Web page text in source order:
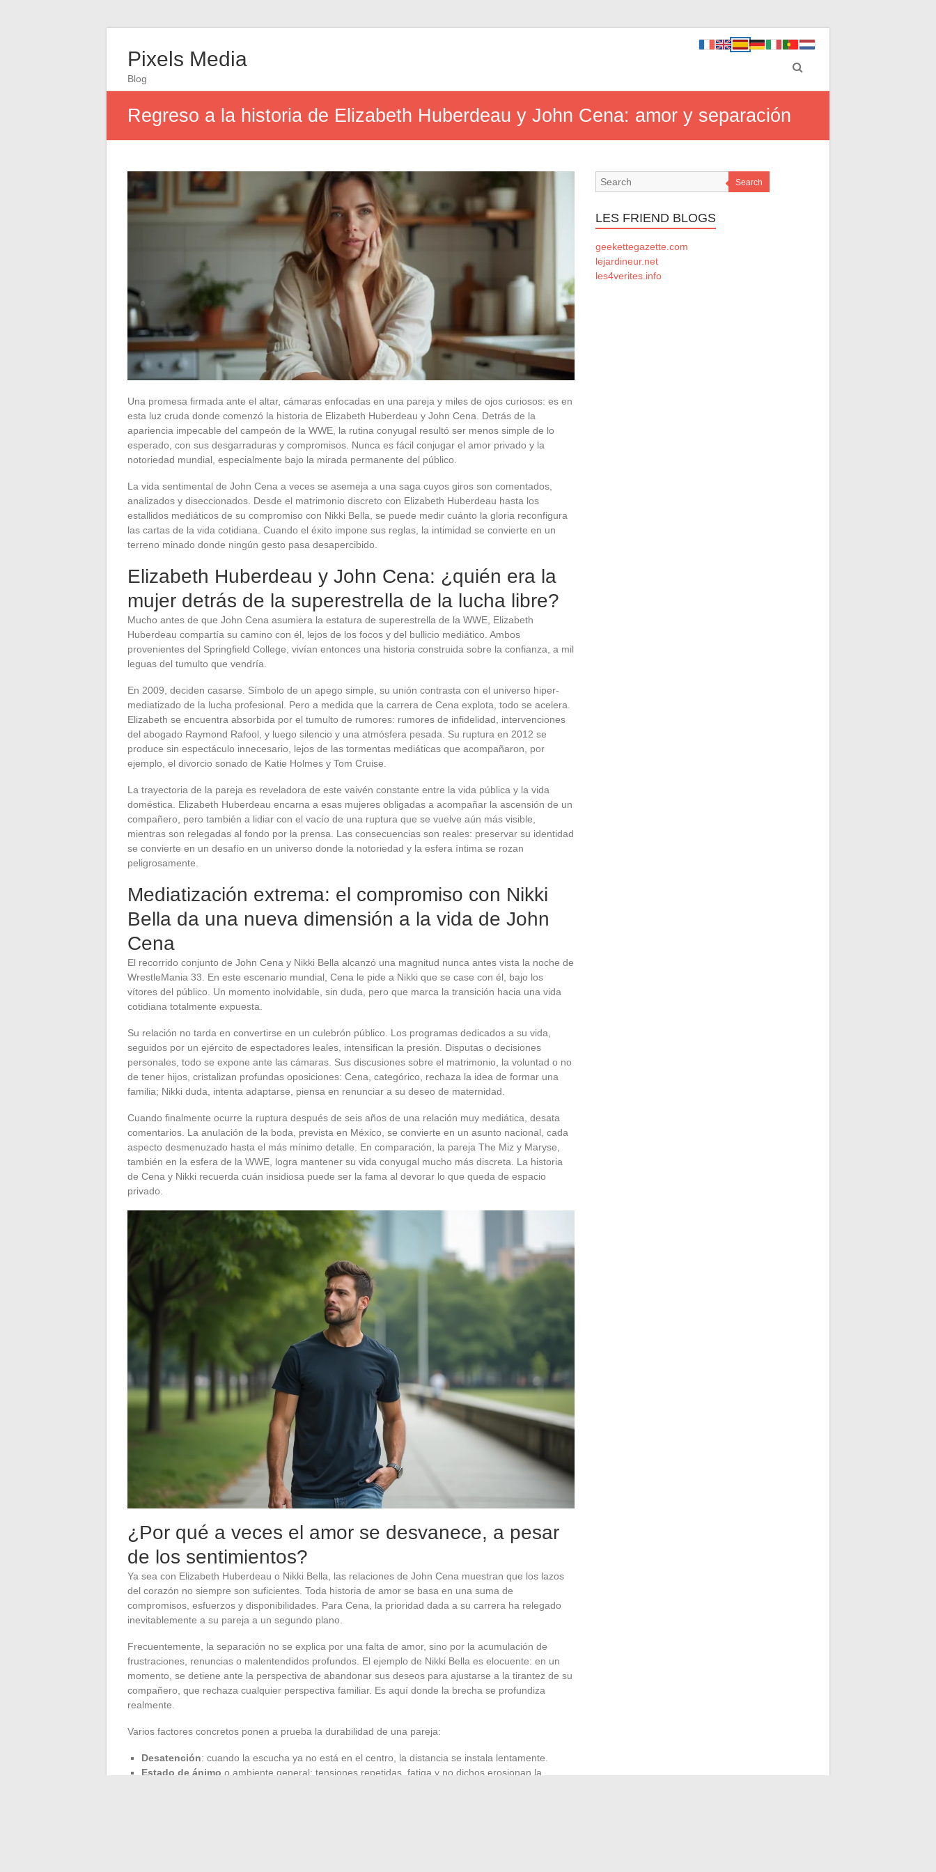
Pixels Media
Blog
Regreso a la historia de Elizabeth Huberdeau y John Cena: amor y separación
Una promesa firmada ante el altar, cámaras enfocadas en una pareja y miles de ojos curiosos: es en
esta luz cruda donde comenzó la historia de Elizabeth Huberdeau y John Cena. Detrás de la
apariencia impecable del campeón de la WWE, la rutina conyugal resultó ser menos simple de lo
esperado, con sus desgarraduras y compromisos. Nunca es fácil conjugar el amor privado y la
notoriedad mundial, especialmente bajo la mirada permanente del público.
La vida sentimental de John Cena a veces se asemeja a una saga cuyos giros son comentados,
analizados y diseccionados. Desde el matrimonio discreto con Elizabeth Huberdeau hasta los
estallidos mediáticos de su compromiso con Nikki Bella, se puede medir cuánto la gloria reconfigura
las cartas de la vida cotidiana. Cuando el éxito impone sus reglas, la intimidad se convierte en un
terreno minado donde ningún gesto pasa desapercibido.
Elizabeth Huberdeau y John Cena: ¿quién era la
mujer detrás de la superestrella de la lucha libre?
Mucho antes de que John Cena asumiera la estatura de superestrella de la WWE, Elizabeth
Huberdeau compartía su camino con él, lejos de los focos y del bullicio mediático. Ambos
provenientes del Springfield College, vivían entonces una historia construida sobre la confianza, a mil
leguas del tumulto que vendría.
En 2009, deciden casarse. Símbolo de un apego simple, su unión contrasta con el universo hiper-
mediatizado de la lucha profesional. Pero a medida que la carrera de Cena explota, todo se acelera.
Elizabeth se encuentra absorbida por el tumulto de rumores: rumores de infidelidad, intervenciones
del abogado Raymond Rafool, y luego silencio y una atmósfera pesada. Su ruptura en 2012 se
produce sin espectáculo innecesario, lejos de las tormentas mediáticas que acompañaron, por
ejemplo, el divorcio sonado de Katie Holmes y Tom Cruise.
La trayectoria de la pareja es reveladora de este vaivén constante entre la vida pública y la vida
doméstica. Elizabeth Huberdeau encarna a esas mujeres obligadas a acompañar la ascensión de un
compañero, pero también a lidiar con el vacío de una ruptura que se vuelve aún más visible,
mientras son relegadas al fondo por la prensa. Las consecuencias son reales: preservar su identidad
se convierte en un desafío en un universo donde la notoriedad y la esfera íntima se rozan
peligrosamente.
Mediatización extrema: el compromiso con Nikki
Bella da una nueva dimensión a la vida de John
Cena
El recorrido conjunto de John Cena y Nikki Bella alcanzó una magnitud nunca antes vista la noche de
WrestleMania 33. En este escenario mundial, Cena le pide a Nikki que se case con él, bajo los
vítores del público. Un momento inolvidable, sin duda, pero que marca la transición hacia una vida
cotidiana totalmente expuesta.
Su relación no tarda en convertirse en un culebrón público. Los programas dedicados a su vida,
seguidos por un ejército de espectadores leales, intensifican la presión. Disputas o decisiones
personales, todo se expone ante las cámaras. Sus discusiones sobre el matrimonio, la voluntad o no
de tener hijos, cristalizan profundas oposiciones: Cena, categórico, rechaza la idea de formar una
familia; Nikki duda, intenta adaptarse, piensa en renunciar a su deseo de maternidad.
Cuando finalmente ocurre la ruptura después de seis años de una relación muy mediática, desata
comentarios. La anulación de la boda, prevista en México, se convierte en un asunto nacional, cada
aspecto desmenuzado hasta el más mínimo detalle. En comparación, la pareja The Miz y Maryse,
también en la esfera de la WWE, logra mantener su vida conyugal mucho más discreta. La historia
de Cena y Nikki recuerda cuán insidiosa puede ser la fama al devorar lo que queda de espacio
privado.
¿Por qué a veces el amor se desvanece, a pesar
de los sentimientos?
Ya sea con Elizabeth Huberdeau o Nikki Bella, las relaciones de John Cena muestran que los lazos
del corazón no siempre son suficientes. Toda historia de amor se basa en una suma de
compromisos, esfuerzos y disponibilidades. Para Cena, la prioridad dada a su carrera ha relegado
inevitablemente a su pareja a un segundo plano.
Frecuentemente, la separación no se explica por una falta de amor, sino por la acumulación de
frustraciones, renuncias o malentendidos profundos. El ejemplo de Nikki Bella es elocuente: en un
momento, se detiene ante la perspectiva de abandonar sus deseos para ajustarse a la tirantez de su
compañero, que rechaza cualquier perspectiva familiar. Es aquí donde la brecha se profundiza
realmente.
Varios factores concretos ponen a prueba la durabilidad de una pareja:
Desatención: cuando la escucha ya no está en el centro, la distancia se instala lentamente.
Estado de ánimo o ambiente general: tensiones repetidas, fatiga y no dichos erosionan la
Search
LES FRIEND BLOGS
geekettegazette.com
lejardineur.net
les4verites.info